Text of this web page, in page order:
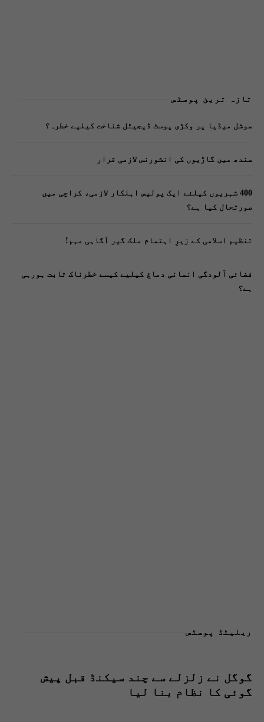
تازہ ترین پوسٹس
سوشل میڈیا پر وکڑی پوسٹ ڈیجیٹل شناخت کیلیے خطرہ؟
سندھ میں گاڑیوں کی انشورنس لازمی قرار
400 شہریوں کیلئے ایک پولیس اہلکار لازمی، کراچی میں
صورتحال کیا ہے؟
تنظیم اسلامی کے زیرِ اہتمام ملک گیر آگاہی مہم!
فضائی آلودگی انسانی دماغ کیلیے کیسے خطرناک ثابت ہورہی
ہے؟
ریلیٹڈ پوسٹس
گوگل نے زلزلے سے چند سیکنڈ قبل پیش
گوئی کا نظام بنا لیا